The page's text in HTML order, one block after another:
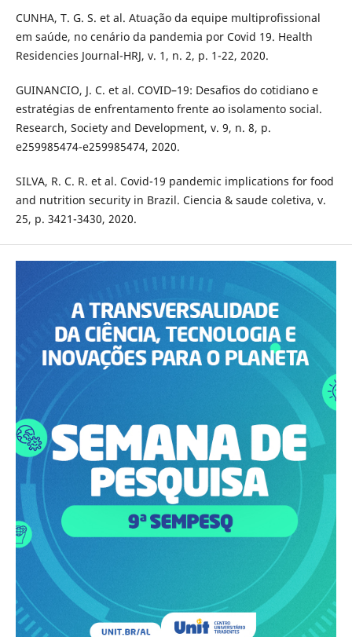
CUNHA, T. G. S. et al. Atuação da equipe multiprofissional
em saúde, no cenário da pandemia por Covid 19. Health
Residencies Journal-HRJ, v. 1, n. 2, p. 1-22, 2020.
GUINANCIO, J. C. et al. COVID–19: Desafios do cotidiano e
estratégias de enfrentamento frente ao isolamento social.
Research, Society and Development, v. 9, n. 8, p.
e259985474-e259985474, 2020.
SILVA, R. C. R. et al. Covid-19 pandemic implications for food
and nutrition security in Brazil. Ciencia & saude coletiva, v.
25, p. 3421-3430, 2020.